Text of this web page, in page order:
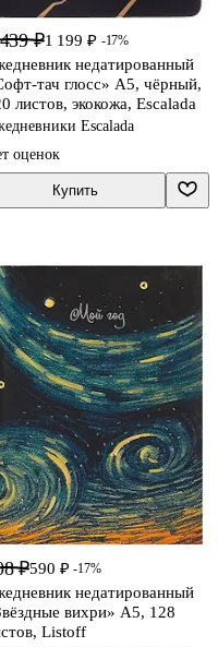
₽1 199 ₽ -17%
недатированный
тач глосс» А5, чёрный,
листов, экокожа, Escalada
Escalada
оценок
Купить
₽590 ₽ -17%
недатированный
вихри» А5, 128
Listoff